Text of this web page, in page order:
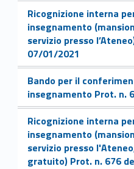
Link identifier #identifier__147030-115
Ricognizione interna
insegnamento
servizio presso
07/01/2021
Link identifier #identifier__130528-116
Bando per il
insegnamento Prot. n.
Link identifier #identifier__179908-118
Ricognizione interna
insegnamento
servizio presso
gratuito) Prot. n. 676